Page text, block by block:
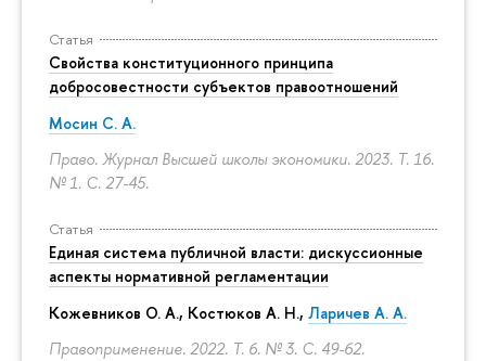
Статья
Свойства конституционного принципа
добросовестности субъектов правоотношений
Мосин С. А.
Право. Журнал Высшей школы экономики. 2023. Т. 16.
№ 1. С. 27-45.
Статья
Единая система публичной власти: дискуссионные
аспекты нормативной регламентации
Кожевников О. А., Костюков А. Н., Ларичев А. А.
Правоприменение. 2022. Т. 6. № 3. С. 49-62.